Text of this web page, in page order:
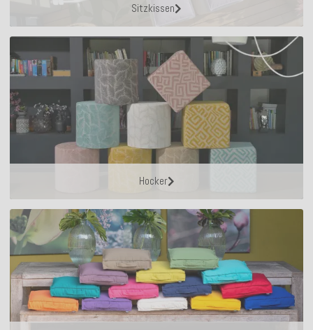
Sitzkissen
Hocker